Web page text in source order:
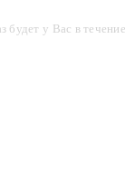
у Вас в